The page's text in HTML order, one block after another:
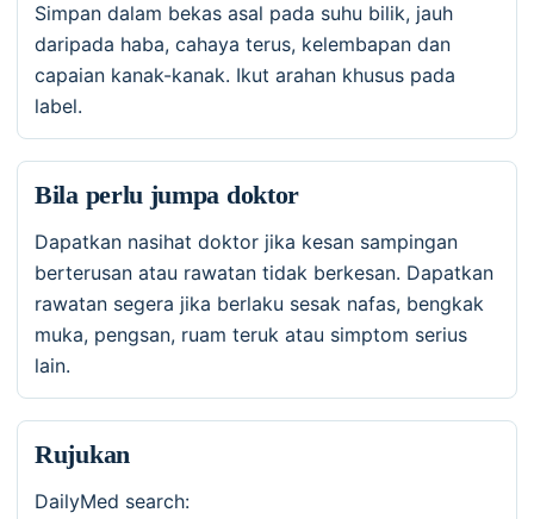
Simpan dalam bekas asal pada suhu bilik, jauh
daripada haba, cahaya terus, kelembapan dan
capaian kanak-kanak. Ikut arahan khusus pada
label.
Bila perlu jumpa doktor
Dapatkan nasihat doktor jika kesan sampingan
berterusan atau rawatan tidak berkesan. Dapatkan
rawatan segera jika berlaku sesak nafas, bengkak
muka, pengsan, ruam teruk atau simptom serius
lain.
Rujukan
DailyMed search: